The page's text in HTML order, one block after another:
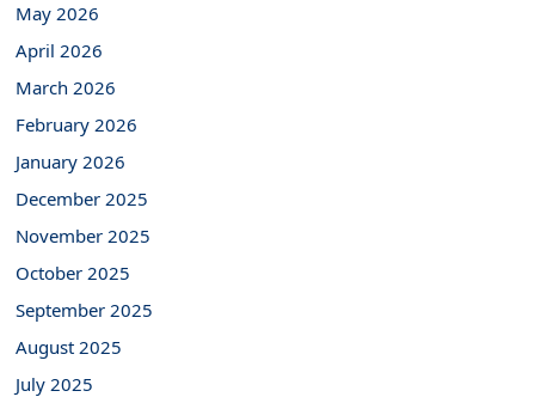
May 2026
April 2026
March 2026
February 2026
January 2026
December 2025
November 2025
October 2025
September 2025
August 2025
July 2025